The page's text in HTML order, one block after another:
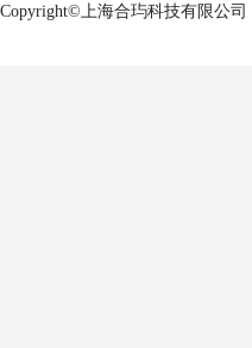
Copyright©上海合玙科技有限公司